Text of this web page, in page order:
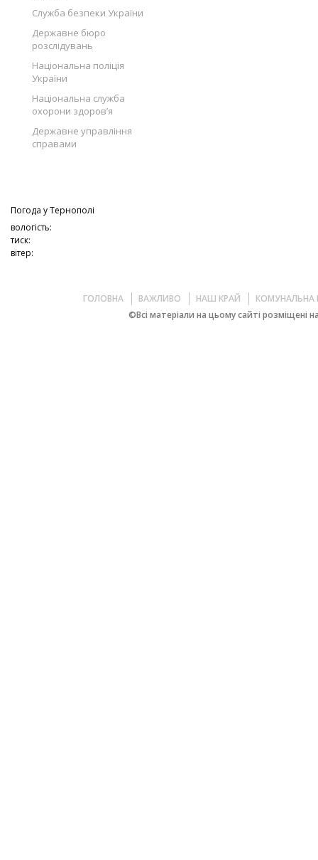
Служба безпеки України
Державне бюро
розслідувань
Національна поліція
України
Національна служба
охорони здоров’я
Державне управління
справами
Погода уТернополі
вологість:
тиск:
вітер:
ГОЛОВНА ВАЖЛИВО НАШ КРАЙ
КОМУНАЛЬНА
©Всі матеріали на цьому сайті розміщені